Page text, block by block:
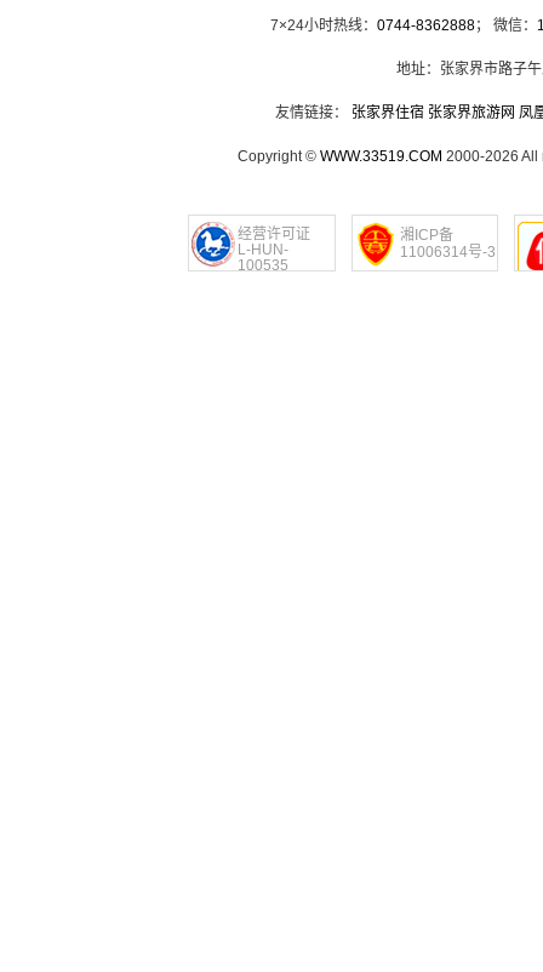
7×24小时热线： 0744-8362888； 微信：
地址：张家界市路子
友情链接： 张家界住宿 张家界旅游网 凤
Copyright © WWW.33519.COM 2000-2026 All
经营许可证
L-HUN-
100535
湘ICP备
11006314号-3